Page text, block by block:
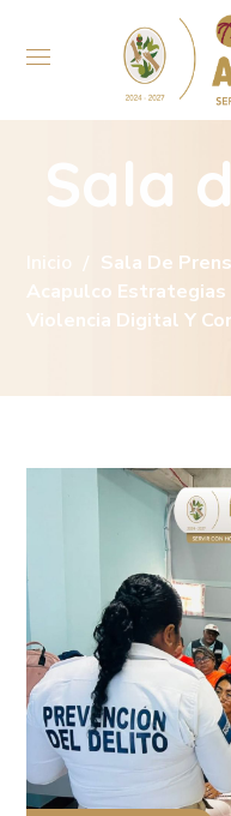
Sala
Inicio Sala De
Acapulco Estrategias
Violencia Digital Y